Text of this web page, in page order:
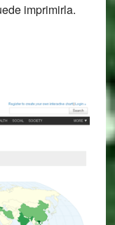
imprimirla.